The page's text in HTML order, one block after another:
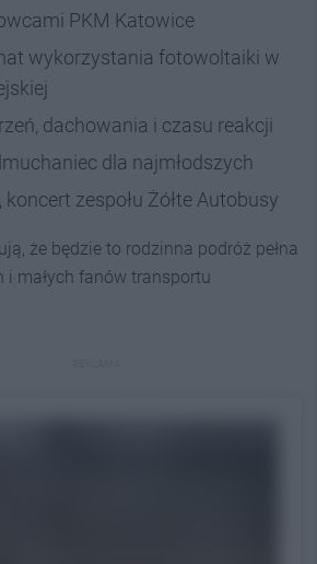
PKM Katowice
wykorzystania fotowoltaiki w
dachowania i czasu reakcji
dla najmłodszych
zespołu Żółte Autobusy
że będzie to rodzinna podróż pełna
małych fanów transportu